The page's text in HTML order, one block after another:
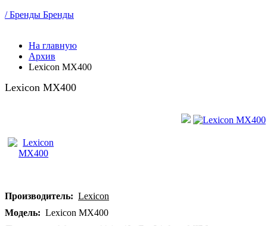
/ Бренды Бренды
На главную
Архив
Lexicon MX400
Lexicon MX400
Производитель: Lexicon
Модель: Lexicon MX400